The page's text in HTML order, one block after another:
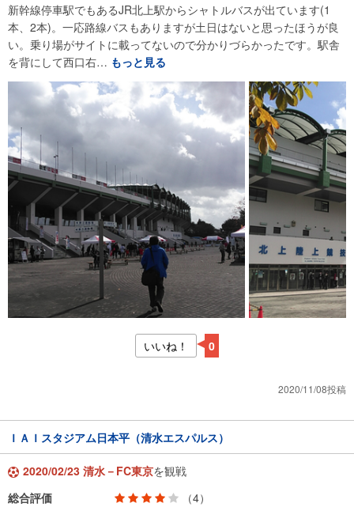
新幹線停車駅でもあるJR北上駅からシャトルバスが出ています(1
本、2本)。一応路線バスもありますが土日はないと思ったほうが良
い。乗り場がサイトに載ってないので分かりづらかったです。駅舎
を背にして西口右… もっと見る
いいね！ 0
2020/11/08投稿
ＩＡＩスタジアム日本平（清水エスパルス）
2020/02/23 清水－FC東京を観戦
総合評価
（4）